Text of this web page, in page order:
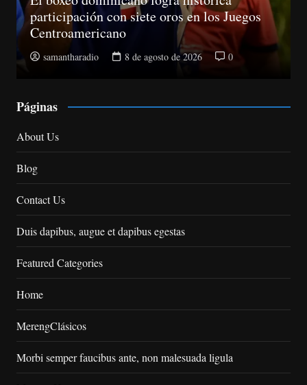
participación con siete oros en los Juegos
Centroamericano
samantharadio 8 de agosto de 2026 0
Páginas
About Us
Blog
Contact Us
Duis dapibus, augue et dapibus egestas
Featured Categories
Home
MerengClásicos
Morbi semper faucibus ante, non malesuada ligula